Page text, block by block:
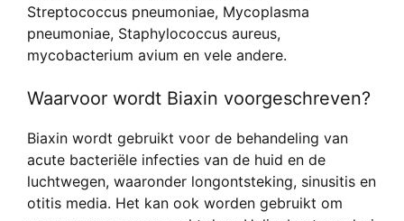
Streptococcus pneumoniae, Mycoplasma
pneumoniae, Staphylococcus aureus,
mycobacterium avium en vele andere.
Waarvoor wordt Biaxin voorgeschreven?
Biaxin wordt gebruikt voor de behandeling van
acute bacteriële infecties van de huid en de
luchtwegen, waaronder longontsteking, sinusitis en
otitis media. Het kan ook worden gebruikt om